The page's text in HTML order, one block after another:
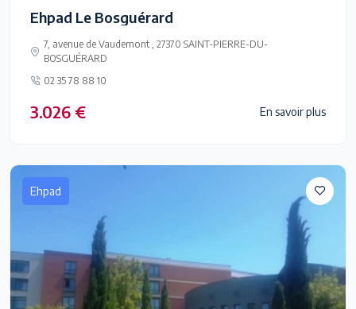
Ehpad Le Bosguérard
7, avenue de Vaudemont , 27370 SAINT-PIERRE-DU-
BOSGUÉRARD
02 35 78 88 10
3.026 € En savoir plus
Ehpad